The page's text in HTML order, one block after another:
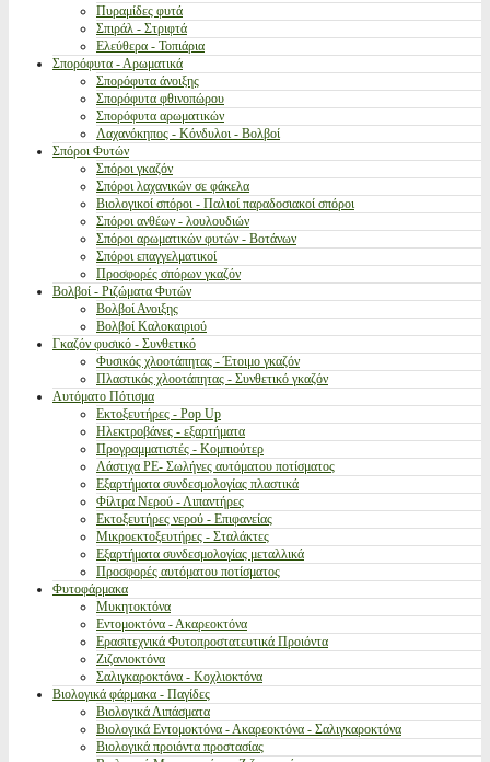
Πυραμίδες φυτά
Σπιράλ - Στριφτά
Ελεύθερα - Τοπιάρια
Σπορόφυτα - Αρωματικά
Σπορόφυτα άνοιξης
Σπορόφυτα φθινοπώρου
Σπορόφυτα αρωματικών
Λαχανόκηπος - Κόνδυλοι - Βολβοί
Σπόροι Φυτών
Σπόροι γκαζόν
Σπόροι λαχανικών σε φάκελα
Βιολογικοί σπόροι - Παλιοί παραδοσιακοί σπόροι
Σπόροι ανθέων - λουλουδιών
Σπόροι αρωματικών φυτών - Βοτάνων
Σπόροι επαγγελματικοί
Προσφορές σπόρων γκαζόν
Βολβοί - Ριζώματα Φυτών
Βολβοί Ανοιξης
Βολβοί Καλοκαιριού
Γκαζόν φυσικό - Συνθετικό
Φυσικός χλοοτάπητας - Έτοιμο γκαζόν
Πλαστικός χλοοτάπητας - Συνθετικό γκαζόν
Αυτόματο Πότισμα
Εκτοξευτήρες - Pop Up
Ηλεκτροβάνες - εξαρτήματα
Προγραμματιστές - Κομπιούτερ
Λάστιχα PE- Σωλήνες αυτόματου ποτίσματος
Εξαρτήματα συνδεσμολογίας πλαστικά
Φίλτρα Νερού - Λιπαντήρες
Εκτοξευτήρες νερού - Επιφανείας
Μικροεκτοξευτήρες - Σταλάκτες
Εξαρτήματα συνδεσμολογίας μεταλλικά
Προσφορές αυτόματου ποτίσματος
Φυτοφάρμακα
Μυκητοκτόνα
Εντομοκτόνα - Ακαρεοκτόνα
Ερασιτεχνικά Φυτοπροστατευτικά Προιόντα
Ζιζανιοκτόνα
Σαλιγκαροκτόνα - Κοχλιοκτόνα
Βιολογικά φάρμακα - Παγίδες
Βιολογικά Λιπάσματα
Βιολογικά Εντομοκτόνα - Ακαρεοκτόνα - Σαλιγκαροκτόνα
Βιολογικά προιόντα προστασίας